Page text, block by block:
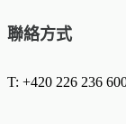
聯絡方式
T: +420 226 236